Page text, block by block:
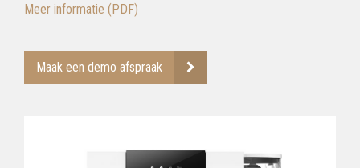
Meer informatie (PDF)
Maak een demo afspraak